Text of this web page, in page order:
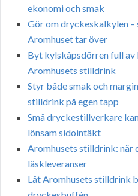
ekonomi och smak
Gör om dryckeskalkylen –
Aromhuset tar över
Byt kylskåpsdörren full av
Aromhusets stilldrink
Styr både smak och
stilldrink på egen tapp
Små dryckestillverkare
lönsam sidointäkt
Aromhusets stilldrink: när
läskleveranser
Låt Aromhusets stilldrink